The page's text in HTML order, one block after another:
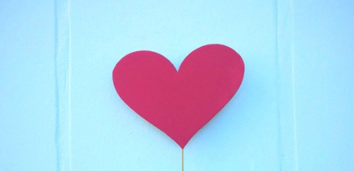
番組名：日本郵便 SUNDAY'S POST
放送日時：毎週日曜 15:00～15:50
パーソナリティ：小山薫堂、宇賀なつみ
https://www.tfm.co.jp/post/
@sundayspost1
沖縄を訪れたらぜひ足を運んでほしい場所として、ゴリさん
は国際通り近くの「せんべろ街」を紹介しました。「そこだ
け東南アジアの空気感もあるので、1つの場所で2つの旅行を
しているみたい」と、その独特の魅力を語ります。
なかでもおすすめとして挙げたのが「米仙」です。お酒3杯に
寿司5貫の組み合わせがリーズナブルな価格で楽しめ、「石垣
【3位】天秤座（てんびん座）
今日から金星が天秤座へ！！あなた本来の魅力がグッと高ま
る時。人とのご縁にも恵まれやすく、嬉しいお誘いや出会い
があるかもしれません。少しおしゃれして人に会うのもおす
すめ。今日は鏡の前で「今の自分が好きなところ」を3つ見つ